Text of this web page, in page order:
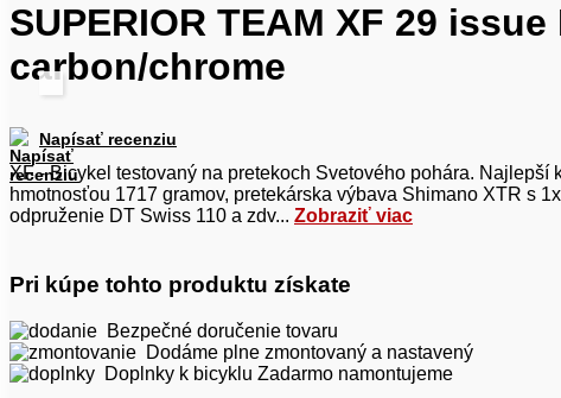
SUPERIOR TEAM XF 29
carbon/chrome
Napísať recenziu
XF - Bicykel testovaný na pretekoch Svetového pohára. Najlepší
hmotnosťou 1717 gramov, pretekárska výbava Shimano XTR s
odpruženie DT Swiss 110 a zdv... Zobraziť viac
Pri kúpe tohto produktu získate
Bezpečné doručenie tovaru
Dodáme plne zmontovaný a nastavený
Doplnky k bicyklu Zadarmo namontujeme